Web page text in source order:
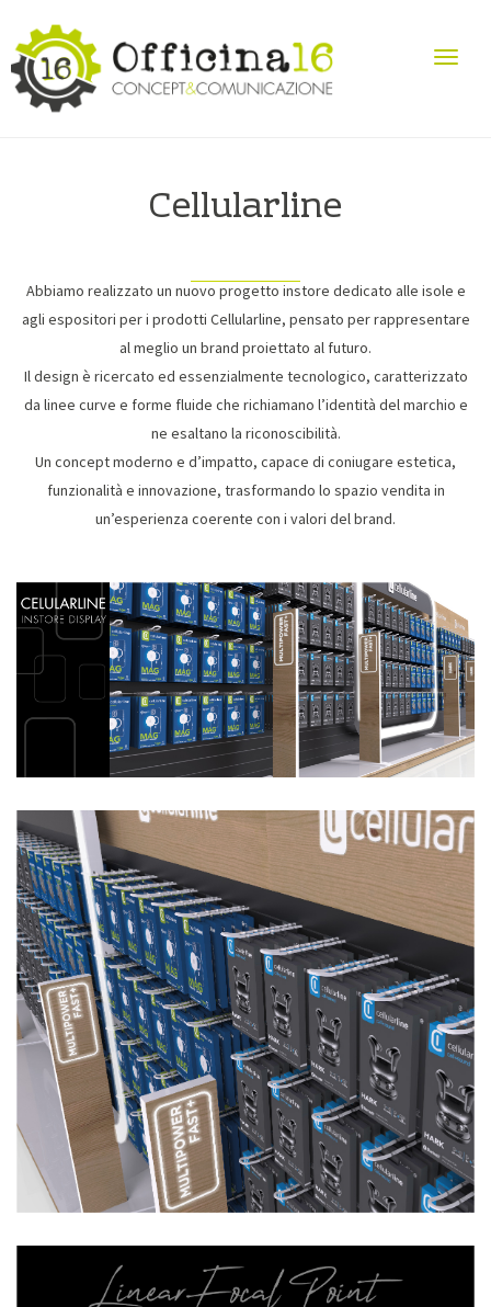
Cellularline
Abbiamo realizzato un nuovo progetto instore dedicato alle isole e
agli espositori per i prodotti Cellularline, pensato per rappresentare
al meglio un brand proiettato al futuro.
Il design è ricercato ed essenzialmente tecnologico, caratterizzato
da linee curve e forme fluide che richiamano l’identità del marchio e
ne esaltano la riconoscibilità.
Un concept moderno e d’impatto, capace di coniugare estetica,
funzionalità e innovazione, trasformando lo spazio vendita in
un’esperienza coerente con i valori del brand.